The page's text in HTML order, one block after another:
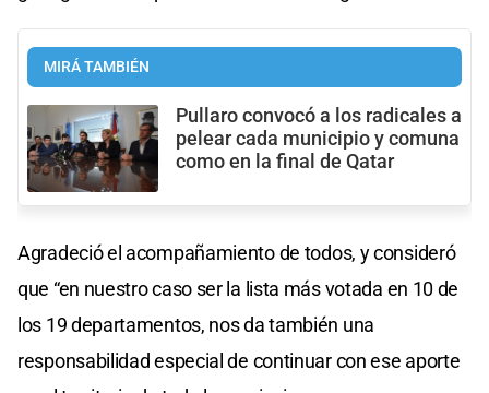
MIRÁ TAMBIÉN
Pullaro convocó a los radicales a
pelear cada municipio y comuna
como en la final de Qatar
Agradeció el acompañamiento de todos, y consideró
que “en nuestro caso ser la lista más votada en 10 de
los 19 departamentos, nos da también una
responsabilidad especial de continuar con ese aporte